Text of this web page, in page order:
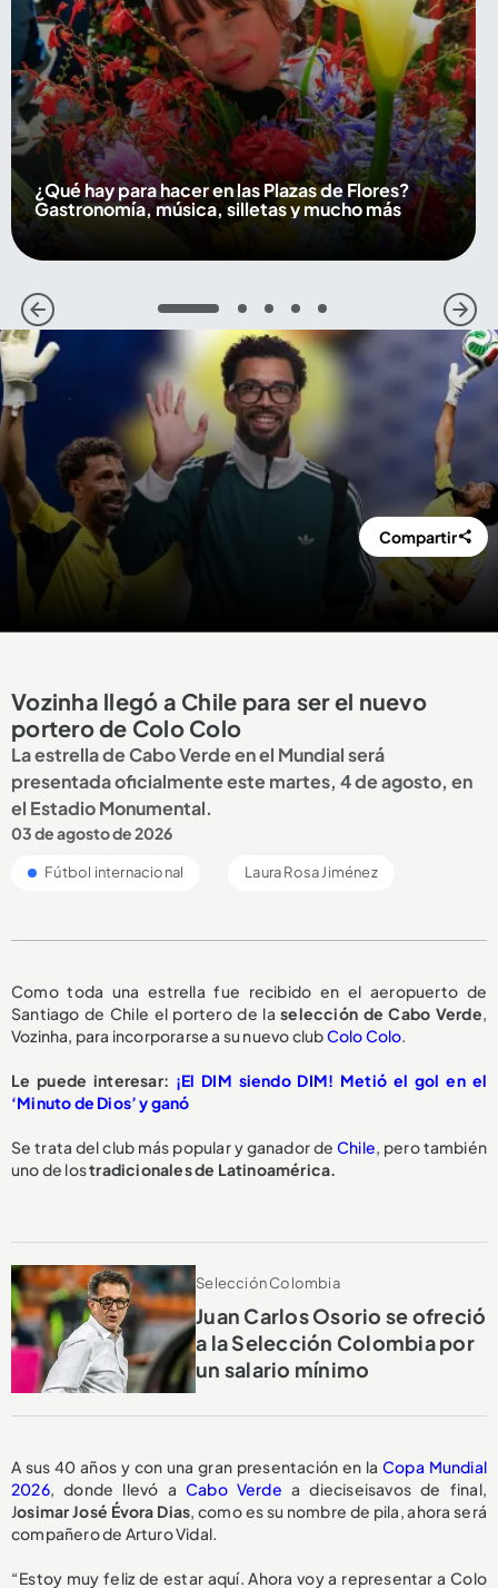
¿Qué hay para hacer en las Plazas de Flores?
Gastronomía, música, silletas y mucho más
1 2 3 4 5
Compartir
Vozinha llegó a Chile para ser el nuevo
portero de Colo Colo
La estrella de Cabo Verde en el Mundial será
presentada oficialmente este martes, 4 de agosto, en
el Estadio Monumental.
03 de agosto de 2026
Fútbol internacional Laura Rosa Jiménez
Como toda una estrella fue recibido en el aeropuerto de
Santiago de Chile el portero de laselección de Cabo Verde,
Vozinha, para incorporarse a su nuevo clubColo Colo.
Le puede interesar: ¡El DIM siendo DIM! Metió el gol en el
‘Minuto de Dios’ y ganó
Se trata del club más popular y ganador de Chile, pero también
uno de lostradicionales de Latinoamérica.
Selección Colombia
Juan Carlos Osorio se ofreció
a la Selección Colombia por
un salario mínimo
A sus 40 años y con una gran presentación en laCopa Mundial
2026, donde llevó a Cabo Verde a dieciseisavos de final,
Josimar José Évora Dias , como es su nombre de pila, ahora será
compañero de Arturo Vidal.
“Estoy muy feliz de estar aquí. Ahora voy a representar a Colo